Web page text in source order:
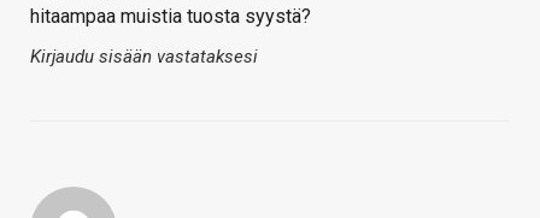
hitaampaa muistia tuosta syystä?
Kirjaudu sisään vastataksesi